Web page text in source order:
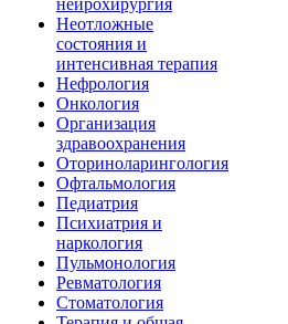
нейрохирургия
Неотложные
состояния и
интенсивная терапия
Нефрология
Онкология
Организация
здравоохранения
Оториноларингология
Офтальмология
Педиатрия
Психиатрия и
наркология
Пульмонология
Ревматология
Стоматология